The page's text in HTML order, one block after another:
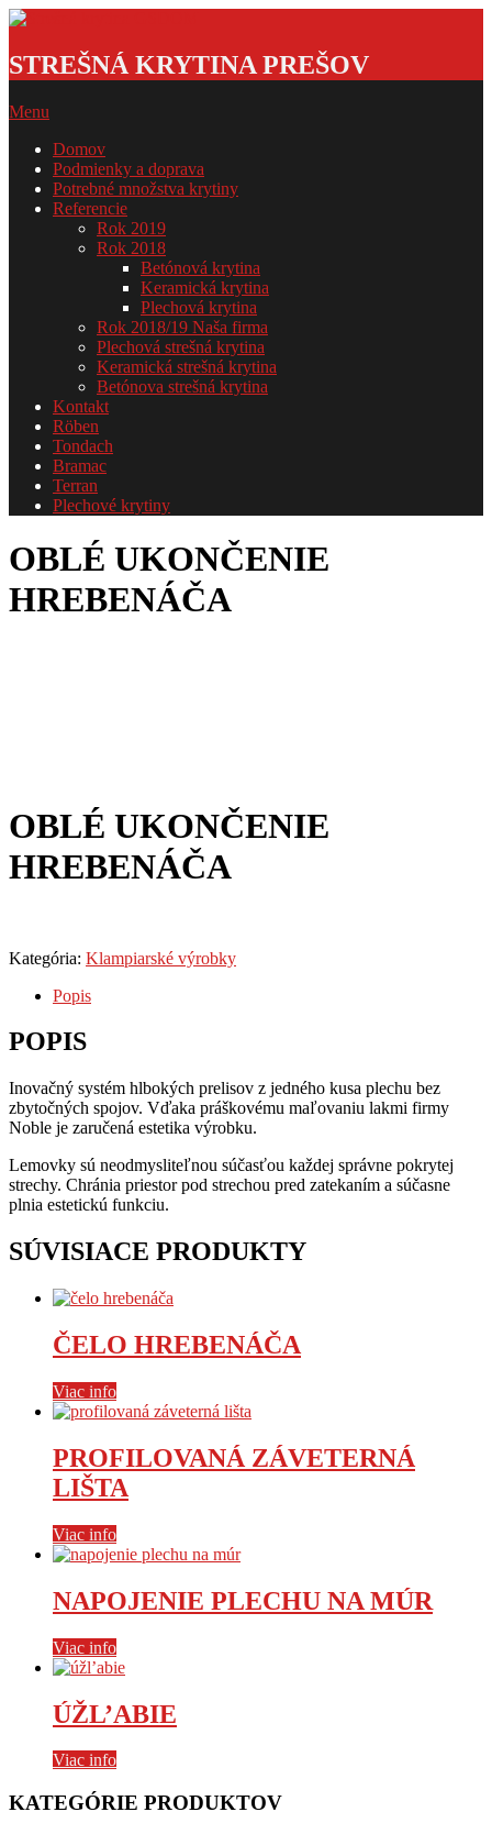
Skip
content
krytina
GSDOM
STREŠNÁ KRYTINA PREŠOV
Primary
Menu
Menu
Domov
Podmienky a doprava
Potrebné množstva krytiny
Referencie
Rok 2019
Rok 2018
Betónová krytina
Keramická krytina
Plechová krytina
Rok 2018/19 Naša firma
Plechová strešná krytina
Keramická strešná krytina
Betónova strešná krytina
Kontakt
Röben
Tondach
Bramac
Terran
Plechové krytiny
OBLÉ UKONČENIE
HREBENÁČA
OBLÉ UKONČENIE
HREBENÁČA
Kategória: Klampiarské výrobky
Popis
POPIS
Inovačný systém hlbokých prelisov z jedného kusa plechu bez
zbytočných spojov. Vďaka práškovému maľovaniu lakmi firmy
Noble je zaručená estetika výrobku.
Lemovky sú neodmysliteľnou súčasťou každej správne pokrytej
strechy. Chránia priestor pod strechou pred zatekaním a súčasne
plnia estetickú funkciu.
SÚVISIACE PRODUKTY
ČELO HREBENÁČA
Viac info
PROFILOVANÁ ZÁVETERNÁ
LIŠTA
Viac info
NAPOJENIE PLECHU NA MÚR
Viac info
ÚŽL’ABIE
Viac info
KATEGÓRIE PRODUKTOV